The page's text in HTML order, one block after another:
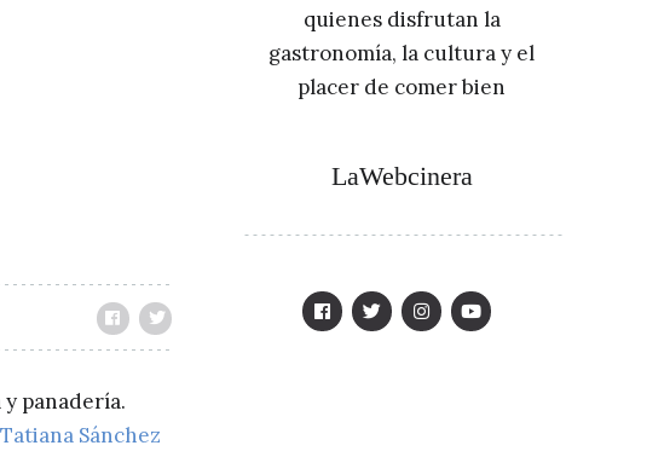
panadería.
Tatiana Sánchez
quienes disfrutan la
gastronomía, la cultura y el
placer de comer bien
LaWebcinera